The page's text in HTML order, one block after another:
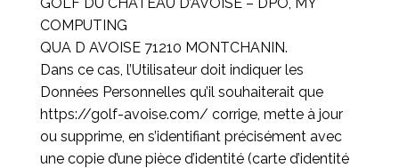
COMPUTING
QUA D AVOISE 71210 MONTCHANIN.
Dans ce cas, l’Utilisateur doit indiquer les
Données Personnelles qu’il souhaiterait que
https://golf-avoise.com/ corrige, mette à jour
ou supprime, en s’identifiant précisément avec
une copie d’une pièce d’identité (carte d’identité